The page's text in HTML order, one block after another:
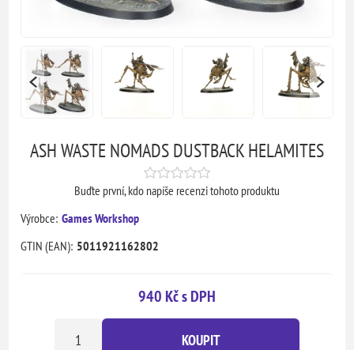
ASH WASTE NOMADS DUSTBACK HELAMITES
Buďte první, kdo napíše recenzi tohoto produktu
Výrobce: Games Workshop
GTIN (EAN): 5011921162802
940 Kč s DPH
KOUPIT